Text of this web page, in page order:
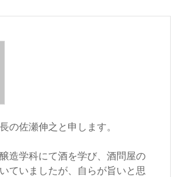
の佐瀬伸之と申します。
造学科にて酒を学び、酒問屋の
ていましたが、自らが旨いと思